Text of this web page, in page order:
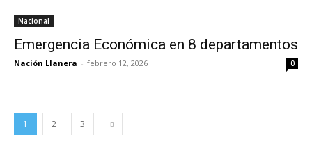
Nacional
Emergencia Económica en 8 departamentos
Nación Llanera - febrero 12, 2026 0
1 2 3